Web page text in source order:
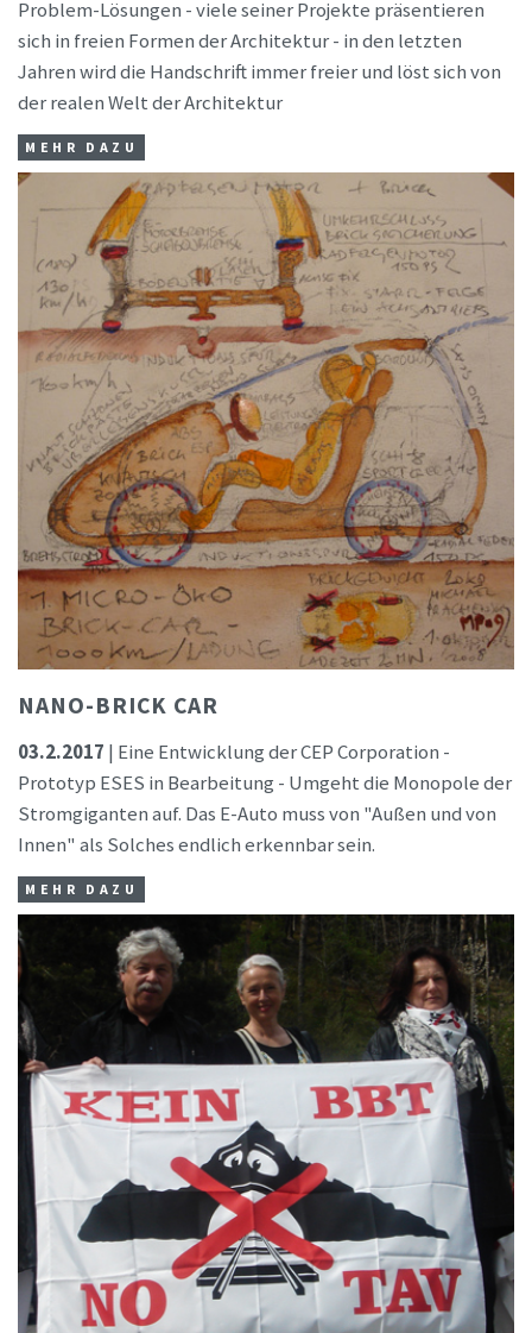
Problem-Lösungen - viele seiner Projekte präsentieren
sich in freien Formen der Architektur - in den letzten
Jahren wird die Handschrift immer freier und löst sich von
der realen Welt der Architektur
MEHR DAZU
NANO-BRICK CAR
03.2.2017 | Eine Entwicklung der CEP Corporation -
Prototyp ESES in Bearbeitung - Umgeht die Monopole der
Stromgiganten auf. Das E-Auto muss von "Außen und von
Innen" als Solches endlich erkennbar sein.
MEHR DAZU